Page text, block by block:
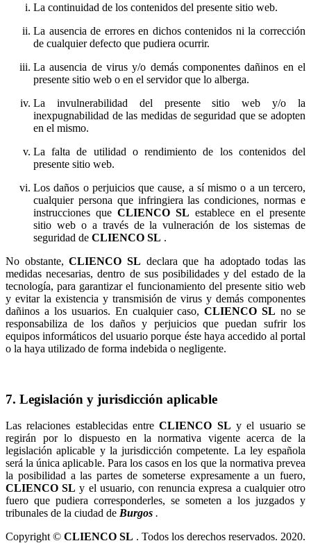
La continuidad de los contenidos del presente sitio web.
La ausencia de errores en dichos contenidos ni la corrección
de cualquier defecto que pudiera ocurrir.
La ausencia de virus y/o demás componentes dañinos en el
presente sitio web o en el servidor que lo alberga.
La invulnerabilidad del presente sitio web y/o la
inexpugnabilidad de las medidas de seguridad que se adopten
en el mismo.
La falta de utilidad o rendimiento de los contenidos del
presente sitio web.
Los daños o perjuicios que cause, a sí mismo o a un tercero,
cualquier persona que infringiera las condiciones, normas e
instrucciones que
establece en el presente
sitio web o a través de la vulneración de los sistemas de
seguridad de
.
No obstante,
declara que ha adoptado todas las
medidas necesarias, dentro de sus posibilidades y del estado de la
tecnología, para garantizar el funcionamiento del presente sitio web
y evitar la existencia y transmisión de virus y demás componentes
dañinos a los usuarios. En cualquier caso,
no se
responsabiliza de los daños y perjuicios que puedan sufrir los
equipos informáticos del usuario porque éste haya accedido al portal
o la haya utilizado de forma indebida o negligente.
7. Legislación y jurisdicción aplicable
Las relaciones establecidas entre
y el usuario se
regirán por lo dispuesto en la normativa vigente acerca de la
legislación aplicable y la jurisdicción competente. La ley española
será la única aplicable. Para los casos en los que la normativa prevea
la posibilidad a las partes de someterse expresamente a un fuero,
y el usuario, con renuncia expresa a cualquier otro
fuero que pudiera corresponderles, se someten a los juzgados y
tribunales de la ciudad de
.
Copyright ©
. Todos los derechos reservados. 2020.